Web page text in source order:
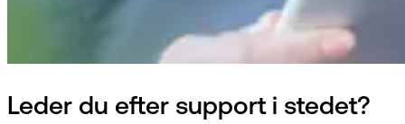
Leder du efter support i stedet?